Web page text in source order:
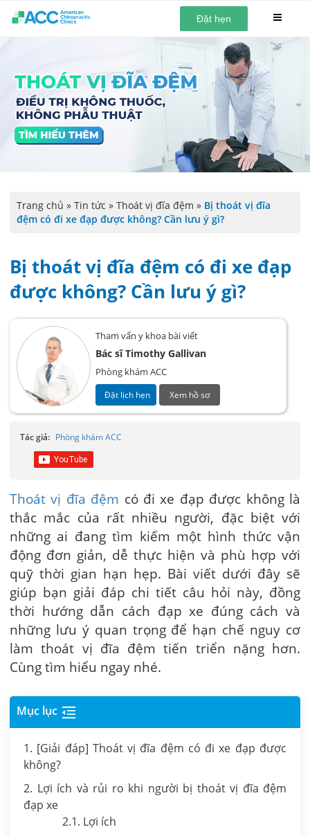
Đặt hẹn
Trang chủ » Tin tức » Thoát vị đĩa đệm » Bị thoát vị đĩa
đệm có đi xe đạp được không? Cần lưu ý gì?
Bị thoát vị đĩa đệm có đi xe đạp
được không? Cần lưu ý gì?
Tham vấn y khoa bài viết
Bác sĩ Timothy Gallivan
Phòng khám ACC
Đặt lịch hẹn Xem hồ sơ
Tác giả: Phòng khám ACC
Thoát vị đĩa đệm có đi xe đạp được không là
thắc mắc của rất nhiều người, đặc biệt với
những ai đang tìm kiếm một hình thức vận
động đơn giản, dễ thực hiện và phù hợp với
quỹ thời gian hạn hẹp. Bài viết dưới đây sẽ
giúp bạn giải đáp chi tiết câu hỏi này, đồng
thời hướng dẫn cách đạp xe đúng cách và
những lưu ý quan trọng để hạn chế nguy cơ
làm thoát vị đĩa đệm tiến triển nặng hơn.
Cùng tìm hiểu ngay nhé.
Mục lục
1. [Giải đáp] Thoát vị đĩa đệm có đi xe đạp được
không?
2. Lợi ích và rủi ro khi người bị thoát vị đĩa đệm
đạp xe
2.1. Lợi ích